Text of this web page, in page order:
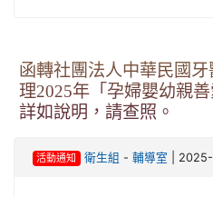
函轉社團法人中華民國
理2025年「孕婦嬰幼親
詳如說明，請查照。
活動通知 衛生組 - 輔導室 |